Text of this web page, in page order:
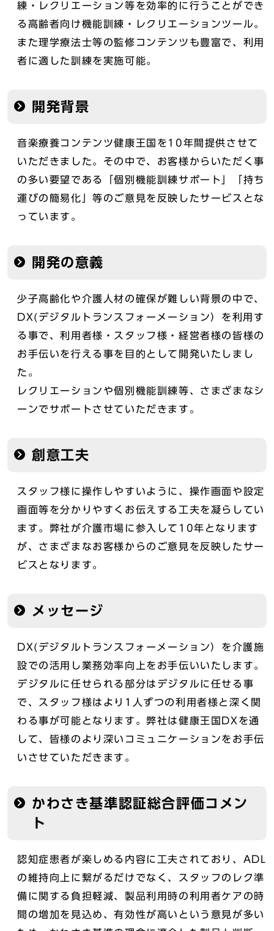
練・レクリエーション等を効率的に行うことができ
る高齢者向け機能訓練・レクリエーションツール。
また理学療法士等の監修コンテンツも豊富で、利用
者に適した訓練を実施可能。
開発背景
音楽療養コンテンツ健康王国を10年間提供させて
いただきました。その中で、お客様からいただく事
の多い要望である「個別機能訓練サポート」「持ち
運びの簡易化」等のご意見を反映したサービスとな
っています。
開発の意義
少子高齢化や介護人材の確保が難しい背景の中で、
DX(デジタルトランスフォーメーション）を利用す
る事で、利用者様・スタッフ様・経営者様の皆様の
お手伝いを行える事を目的として開発いたしまし
た。
レクリエーションや個別機能訓練等、さまざまなシ
ーンでサポートさせていただきます。
創意工夫
スタッフ様に操作しやすいように、操作画面や設定
画面等を分かりやすくお伝えする工夫を凝らしてい
ます。弊社が介護市場に参入して10年となります
が、さまざまなお客様からのご意見を反映したサー
ビスとなります。
メッセージ
DX(デジタルトランスフォーメーション）を介護施
設での活用し業務効率向上をお手伝いいたします。
デジタルに任せられる部分はデジタルに任せる事
で、スタッフ様はより1人ずつの利用者様と深く関
わる事が可能となります。弊社は健康王国DXを通
して、皆様のより深いコミュニケーションをお手伝
いさせていただきます。
かわさき基準認証総合評価コメン
ト
認知症患者が楽しめる内容に工夫されており、ADL
の維持向上に繋がるだけでなく、スタッフのレク準
備に関する負担軽減、製品利用時の利用者ケアの時
間の増加を見込め、有効性が高いという意見が多い